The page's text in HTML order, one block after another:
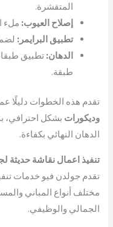
المتقشرة.
إصلاح العيوب: ملء
تطبيق البرايمر:
الدهان: تطبيق
طبقة.
تقدم هذه الخطوات دليلًا
وديكورات بشكل احترافي،
الدهان النهائي بكفاءة.
تنفيذ اعمال نقاشة حديثة
تقدم جولدن فيو خدمات
مختلف أنواع المباني
الجمالي والوظيفي.